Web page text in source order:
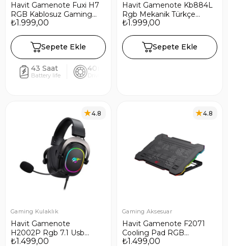
Havit Gamenote Fuxi H7
RGB Kablosuz Gaming
Oyuncu Kulaklığı - Beyaz
₺1.999,00
Sepete Ekle
43 Saat
Battery life
40mm
Driver size
Havit Gamenote Kb884L
Rgb Mekanik Türkçe
Klavye 1.06inç Tft-lcd
₺1.999,00
Sepete Ekle
4.8
Gaming Kulaklık
Havit Gamenote
H2002P Rgb 7.1 Usb
Mikrofonlu Siyah Gaming
₺1.499,00
4.8
Gaming Aksesuar
Havit Gamenote F2071
Cooling Pad RGB
Gaming Laptop
₺1.499,00